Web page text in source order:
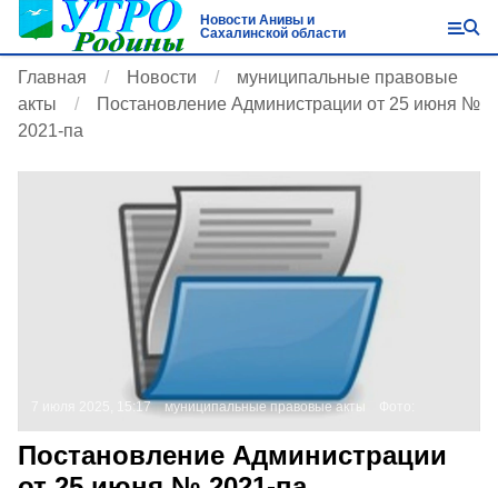
Новости Анивы и
Сахалинской области
Главная Новости
муниципальные правовые
акты
Постановление Администрации от 25 июня №
2021-па
7 июля 2025, 15:17 муниципальные правовые акты
Постановление Администрации